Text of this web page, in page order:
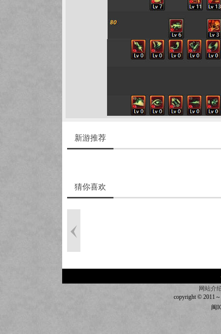
新游推荐
猜你喜欢
网站介
copyright © 2011
闽